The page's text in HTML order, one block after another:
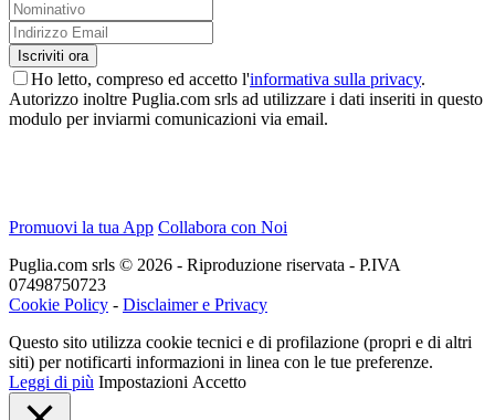
Ho letto, compreso ed accetto l'informativa sulla privacy.
Autorizzo inoltre Puglia.com srls ad utilizzare i dati inseriti in questo
modulo per inviarmi comunicazioni via email.
Promuovi la tua App Collabora con Noi
Puglia.com srls © 2026 - Riproduzione riservata - P.IVA
07498750723
Cookie Policy - Disclaimer e Privacy
Questo sito utilizza cookie tecnici e di profilazione (propri e di altri
siti) per notificarti informazioni in linea con le tue preferenze.
Leggi di più Impostazioni Accetto